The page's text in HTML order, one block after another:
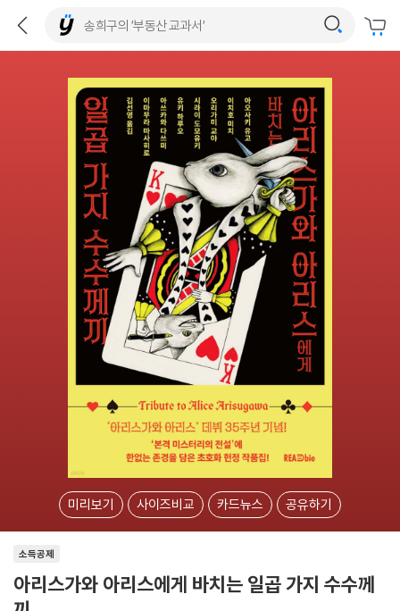
미리보기 사이즈비교 카드뉴스 공유하기
소득공제
아리스가와 아리스에게 바치는 일곱 가지 수수께